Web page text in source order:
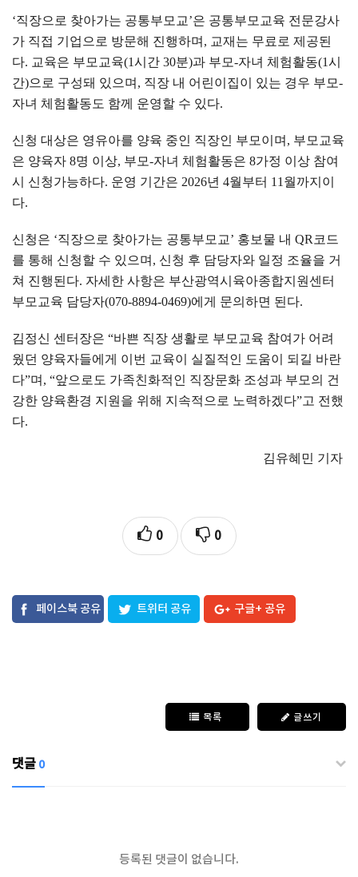
‘직장으로 찾아가는 공통부모교’은 공통부모교육 전문강사
가 직접 기업으로 방문해 진행하며 , 교재는 무료로 제공된
다. 교육은 부모교육(1시간 30분)과 부모-자녀 체험활동(1시
간)으로 구성돼 있으며 , 직장 내 어린이집이 있는 경우 부모-
자녀 체험활동도 함께 운영할 수 있다.
신청 대상은 영유아를 양육 중인 직장인 부모이며 , 부모교육
은 양육자 8명 이상, 부모-자녀 체험활동은 8가정 이상 참여
시 신청가능하다. 운영 기간은 2026년 4월부터 11 월까지이
다.
신청은 ‘직장으로 찾아가는 공통부모교’ 홍보물 내 QR 코드
를 통해 신청할 수 있으며 , 신청 후 담당자와 일정 조율을 거
쳐 진행된다. 자세한 사항은 부산광역시육아종합지원센터
부모교육 담당자(070-8894-0469)에게 문의하면 된다.
김정신 센터장은 “바쁜 직장 생활로 부모교육 참여가 어려
웠던 양육자들에게 이번 교육이 실질적인 도움이 되길 바란
다”며 , “앞으로도 가족친화적인 직장문화 조성과 부모의 건
강한 양육환경 지원을 위해 지속적으로 노력하겠다”고 전했
다.
김유혜민 기자
0 0
페이스북 공유 트위터 공유 구글+ 공유
목록 글쓰기
댓글 0
등록된 댓글이 없습니다.